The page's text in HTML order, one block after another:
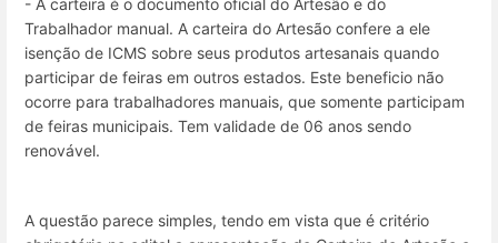
Trabalhador manual. A carteira do Artesão confere a ele
isenção de ICMS sobre seus produtos artesanais quando
participar de feiras em outros estados. Este beneficio não
ocorre para trabalhadores manuais, que somente participam
de feiras municipais. Tem validade de 06 anos sendo
renovável.
A questão parece simples, tendo em vista que é critério